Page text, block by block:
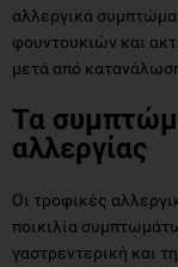
αλλεργικά
φουντουκιών και
μετά από
Τα
αλλεργίας
Οι τροφικές
ποικιλία
γαστρεντερική και